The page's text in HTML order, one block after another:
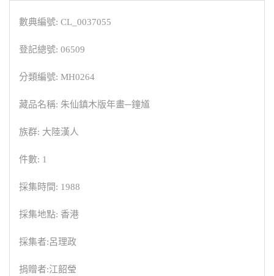
數典編號: CL_0037055
登記總號: 06509
分類編號: MH0264
藏品名稱: 朱仙鎮木版年畫─鐘馗
族群: 大陸漢人
件數: 1
採集時間: 1988
採集地點: 香港
採集者:呂理政
捐贈者:江韶瑩